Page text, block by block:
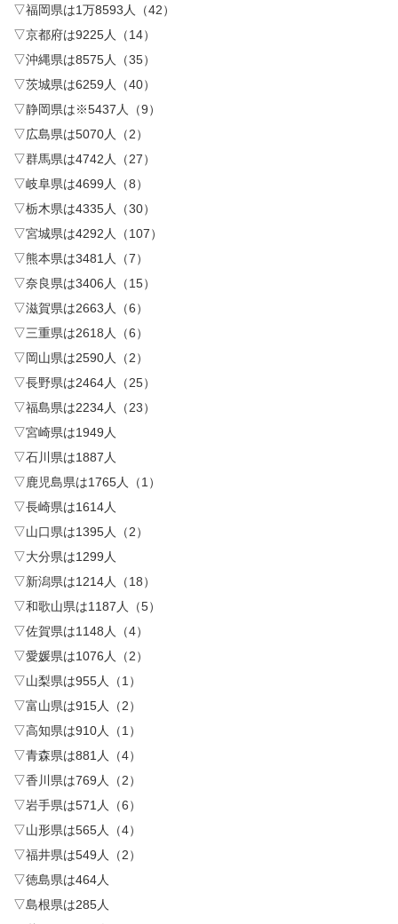
▽福岡県は1万8593人（42）
▽京都府は9225人（14）
▽沖縄県は8575人（35）
▽茨城県は6259人（40）
▽静岡県は※5437人（9）
▽広島県は5070人（2）
▽群馬県は4742人（27）
▽岐阜県は4699人（8）
▽栃木県は4335人（30）
▽宮城県は4292人（107）
▽熊本県は3481人（7）
▽奈良県は3406人（15）
▽滋賀県は2663人（6）
▽三重県は2618人（6）
▽岡山県は2590人（2）
▽長野県は2464人（25）
▽福島県は2234人（23）
▽宮崎県は1949人
▽石川県は1887人
▽鹿児島県は1765人（1）
▽長崎県は1614人
▽山口県は1395人（2）
▽大分県は1299人
▽新潟県は1214人（18）
▽和歌山県は1187人（5）
▽佐賀県は1148人（4）
▽愛媛県は1076人（2）
▽山梨県は955人（1）
▽富山県は915人（2）
▽高知県は910人（1）
▽青森県は881人（4）
▽香川県は769人（2）
▽岩手県は571人（6）
▽山形県は565人（4）
▽福井県は549人（2）
▽徳島県は464人
▽島根県は285人